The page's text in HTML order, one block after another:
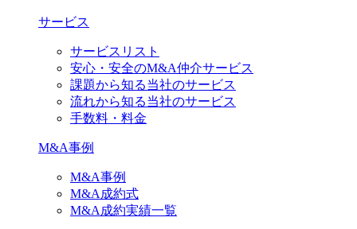
サービス
サービスリスト
安心・安全のM&A仲介サービス
課題から知る当社のサービス
流れから知る当社のサービス
手数料・料金
M&A事例
M&A事例
M&A成約式
M&A成約実績一覧